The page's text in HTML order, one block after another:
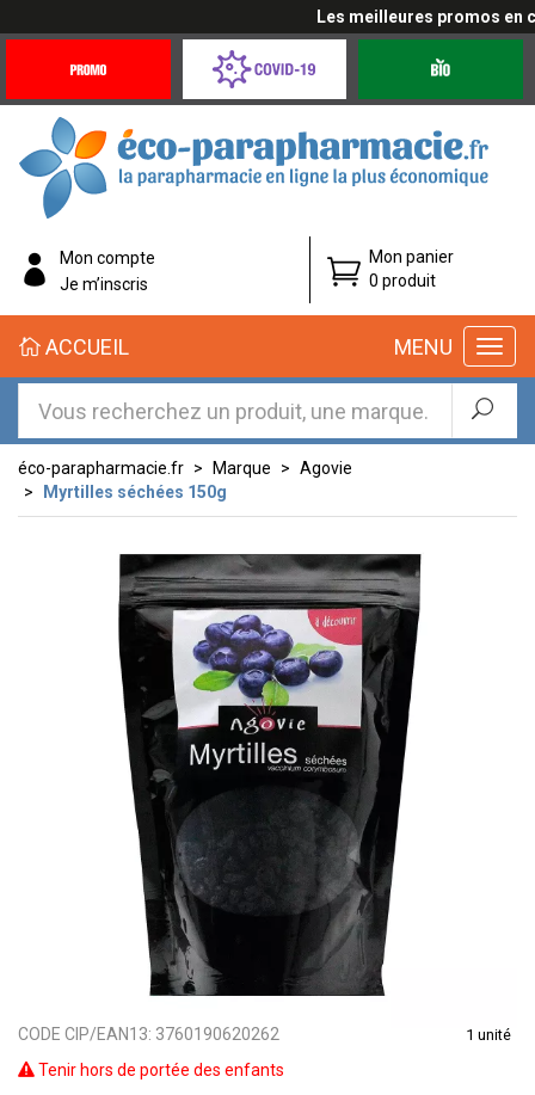
Les meilleures promos en
Offres
Coronavirus
éco-
parapharmacie.fr
éco-
parapharmacie.fr
Mon compte
Je m’inscris
Mon panier
0 produit
MENU
ACCUEIL
éco-parapharmacie.fr Marque
Agovie
Myrtilles séchées 150g
CODE CIP/EAN13: 3760190620262 1 unité
Tenir hors de portée des enfants